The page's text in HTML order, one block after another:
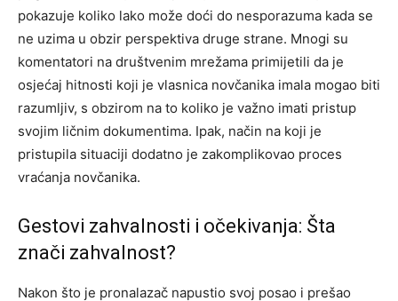
pokazuje koliko lako može doći do nesporazuma kada se
ne uzima u obzir perspektiva druge strane. Mnogi su
komentatori na društvenim mrežama primijetili da je
osjećaj hitnosti koji je vlasnica novčanika imala mogao biti
razumljiv, s obzirom na to koliko je važno imati pristup
svojim ličnim dokumentima. Ipak, način na koji je
pristupila situaciji dodatno je zakomplikovao proces
vraćanja novčanika.
Gestovi zahvalnosti i očekivanja: Šta
znači zahvalnost?
Nakon što je pronalazač napustio svoj posao i prešao